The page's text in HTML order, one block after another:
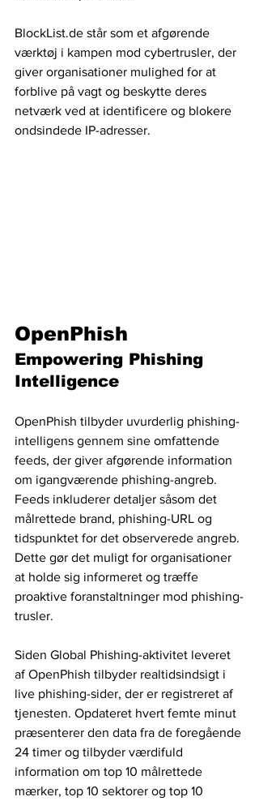
BlockList.de står som et afgørende
værktøj i kampen mod cybertrusler, der
giver organisationer mulighed for at
forblive på vagt og beskytte deres
netværk ved at identificere og blokere
ondsindede IP-adresser.
OpenPhish
Empowering Phishing
Intelligence
OpenPhish tilbyder uvurderlig phishing-
intelligens gennem sine omfattende
feeds, der giver afgørende information
om igangværende phishing-angreb.
Feeds inkluderer detaljer såsom det
målrettede brand, phishing-URL og
tidspunktet for det observerede angreb.
Dette gør det muligt for organisationer
at holde sig informeret og træffe
proaktive foranstaltninger mod phishing-
trusler.
Siden Global Phishing-aktivitet leveret
af OpenPhish tilbyder realtidsindsigt i
live phishing-sider, der er registreret af
tjenesten. Opdateret hvert femte minut
præsenterer den data fra de foregående
24 timer og tilbyder værdifuld
information om top 10 målrettede
mærker, top 10 sektorer og top 10